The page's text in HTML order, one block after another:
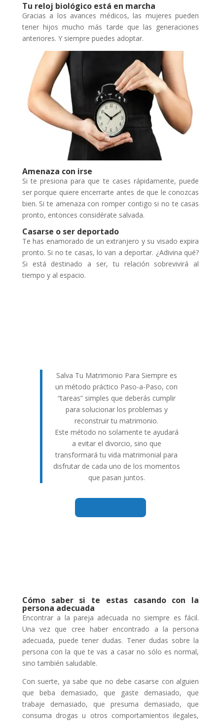
Tu reloj biológico está en marcha
Gracias a los avances médicos, las mujeres pueden
tener hijos mucho más tarde que las generaciones
anteriores. Y siempre puedes adoptar.
Amenaza con irse
Si te presiona para que te cases rápidamente, puede
ser porque quiere encerrarte antes de que le conozcas
bien. Si te amenaza con romper contigo si no te casas
pronto, entonces considérate salvada.
Casarse o ser deportado
Te has enamorado de un extranjero y su visado expira
pronto. Si no te casas, lo van a deportar. ¿Adivina qué?
Si está destinado a ser, tu relación sobrevivirá al
tiempo y al espacio.
Salva Tu Matrimonio Para Siempre es
un método práctico Paso-a-Paso, con
“tareas” simples que deberás cumplir
para solucionar los problemas y
reconstruir tu matrimonio.
Este método no solamente te ayudará
a evitar el divorcio, sino que
transformará tu vida matrimonial para
disfrutar de cada uno de los momentos
que pasan juntos.
Cómo saber si te estas casando con la
persona adecuada
Encontrar a la pareja adecuada no siempre es fácil.
Una vez que cree haber encontrado a la persona
adecuada, puede tener dudas. Tener dudas sobre la
persona con la que te vas a casar no sólo es normal,
sino también saludable.
Con suerte, ya sabe que no debe casarse con alguien
que beba demasiado, que gaste demasiado, que
trabaje demasiado, que presuma demasiado, que
consuma drogas u otros comportamientos ilegales,